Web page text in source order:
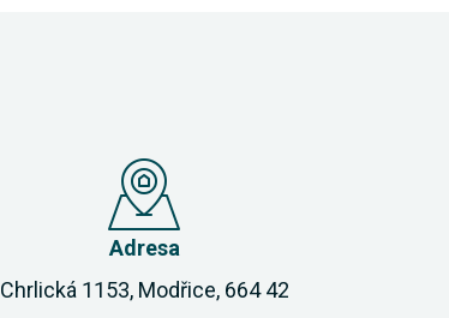
Adresa
Chrlická 1153, Modřice, 664 42